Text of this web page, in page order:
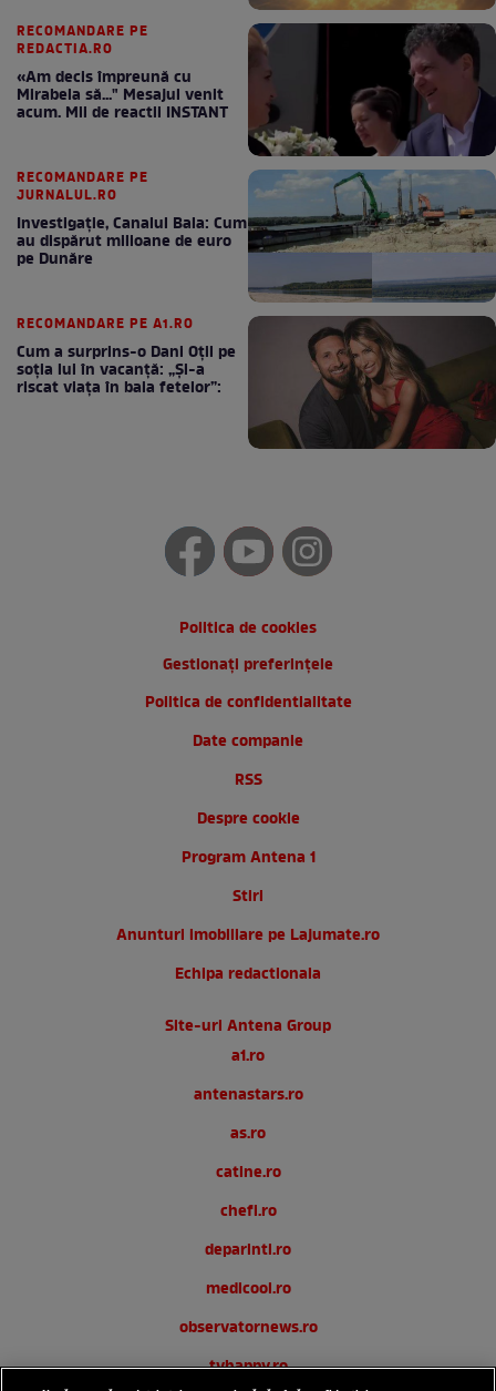
RECOMANDARE PE
REDACTIA.RO
«Am decis împreună cu
Mirabela să..." Mesajul venit
acum. Mii de reactii INSTANT
RECOMANDARE PE
JURNALUL.RO
Investigație, Canalul Bala: Cum
au dispărut milioane de euro
pe Dunăre
RECOMANDARE PE A1.RO
Cum a surprins-o Dani Oțil pe
soția lui în vacanță: „Și-a
riscat viața în baia fetelor”:
Politica de cookies
Gestionați preferințele
Politica de confidentialitate
Date companie
RSS
Despre cookie
Program Antena 1
Stiri
Anunturi imobiliare pe Lajumate.ro
Echipa redactionala
Site-uri Antena Group
a1.ro
antenastars.ro
as.ro
catine.ro
chefi.ro
deparinti.ro
medicool.ro
observatornews.ro
tvhappy.ro